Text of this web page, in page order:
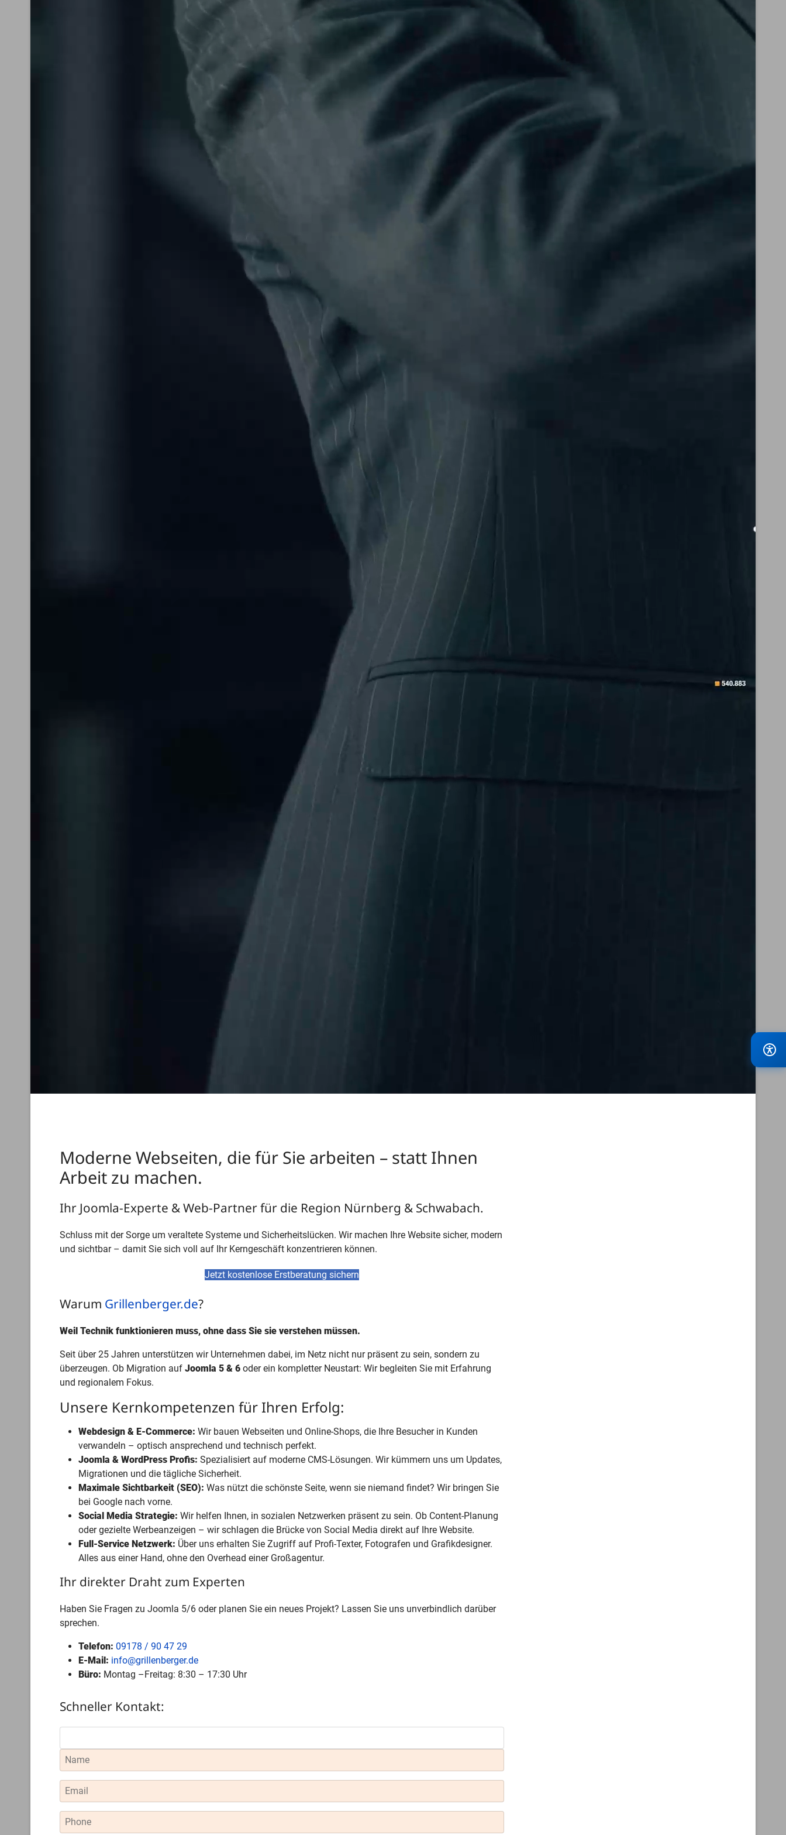
Moderne Webseiten, die für Sie arbeiten – statt Ihnen
Arbeit zu machen.
Ihr Joomla-Experte & Web-Partner für die Region Nürnberg & Schwabach.
Schluss mit der Sorge um veraltete Systeme und Sicherheitslücken. Wir machen Ihre Website sicher, modern
und sichtbar – damit Sie sich voll auf Ihr Kerngeschäft konzentrieren können.
Jetzt kostenlose Erstberatung sichern
Warum Grillenberger.de?
Weil Technik funktionieren muss, ohne dass Sie sie verstehen müssen.
Seit über 25 Jahren unterstützen wir Unternehmen dabei, im Netz nicht nur präsent zu sein, sondern zu
überzeugen. Ob Migration auf Joomla 5 & 6 oder ein kompletter Neustart: Wir begleiten Sie mit Erfahrung
und regionalem Fokus.
Unsere Kernkompetenzen für Ihren Erfolg:
Webdesign & E-Commerce: Wir bauen Webseiten und Online-Shops, die Ihre Besucher in Kunden
verwandeln – optisch ansprechend und technisch perfekt.
Joomla & WordPress Profis: Spezialisiert auf moderne CMS-Lösungen. Wir kümmern uns um Updates,
Migrationen und die tägliche Sicherheit.
Maximale Sichtbarkeit (SEO): Was nützt die schönste Seite, wenn sie niemand findet? Wir bringen Sie
bei Google nach vorne.
Social Media Strategie: Wir helfen Ihnen, in sozialen Netzwerken präsent zu sein. Ob Content-Planung
oder gezielte Werbeanzeigen – wir schlagen die Brücke von Social Media direkt auf Ihre Website.
Full-Service Netzwerk: Über uns erhalten Sie Zugriff auf Profi-Texter, Fotografen und Grafikdesigner.
Alles aus einer Hand, ohne den Overhead einer Großagentur.
Ihr direkter Draht zum Experten
Haben Sie Fragen zu Joomla 5/6 oder planen Sie ein neues Projekt? Lassen Sie uns unverbindlich darüber
sprechen.
Telefon: 09178 / 90 47 29
E-Mail: info@grillenberger.de
Büro: Montag –Freitag: 8:30 – 17:30 Uhr
Schneller Kontakt: